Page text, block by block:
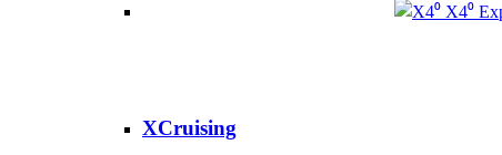
X4⁰
XCruising